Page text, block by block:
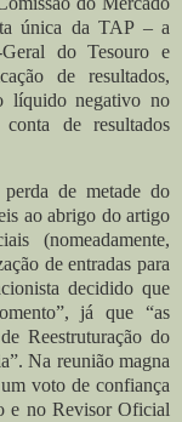
única da TAP – a
Geral do Tesouro e
de resultados,
líquido negativo no
de resultados
de metade do
ao abrigo do artigo
(nomeadamente,
de entradas para
decidido que
já que “as
Reestruturação do
Na reunião magna
voto de confiança
e no Revisor Oficial